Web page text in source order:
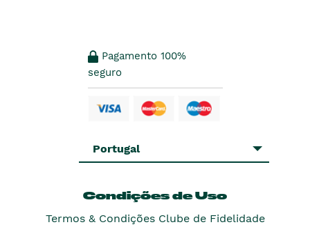
Pagamento 100%
seguro
Portugal
Condições de Uso
Termos & Condições Clube de Fidelidade